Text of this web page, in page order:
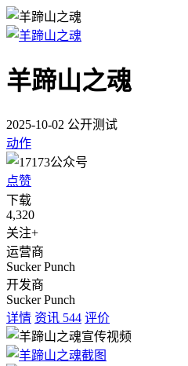
羊蹄山之魂
2025-10-02 公开测试
动作
点赞
下载
4,320
关注+
运营商
Sucker Punch
开发商
Sucker Punch
详情 资讯 544 评价